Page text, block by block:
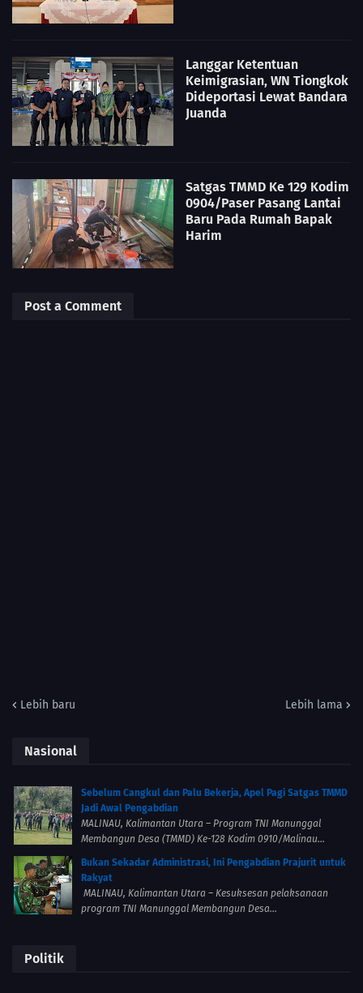
Langgar Ketentuan
Keimigrasian, WN Tiongkok
Dideportasi Lewat Bandara
Juanda
Satgas TMMD Ke 129 Kodim
0904/Paser Pasang Lantai
Baru Pada Rumah Bapak
Harim
Post a Comment
Lebih baru Lebih lama
Nasional
Sebelum Cangkul dan Palu Bekerja, Apel Pagi Satgas TMMD
Jadi Awal Pengabdian
MALINAU, Kalimantan Utara – Program TNI Manunggal
Membangun Desa (TMMD) Ke-128 Kodim 0910/Malinau...
Bukan Sekadar Administrasi, Ini Pengabdian Prajurit untuk
Rakyat
MALINAU, Kalimantan Utara – Kesuksesan pelaksanaan
program TNI Manunggal Membangun Desa...
Politik